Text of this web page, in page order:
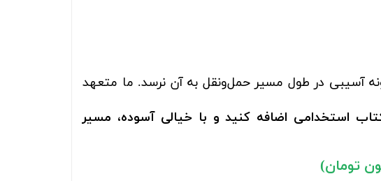
آسیبی در طول مسیر حمل‌ونقل به آن نرسد. ما متعهد
استخدامی اضافه کنید و با خیالی آسوده، مسیر